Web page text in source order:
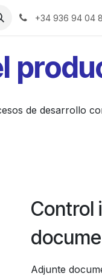
+34 936 94 04
de desarrollo
Control
Adjunte